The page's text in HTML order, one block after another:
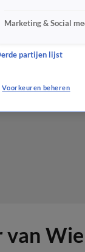
Marketing & Social
partijen lijst
Voorkeuren beheren